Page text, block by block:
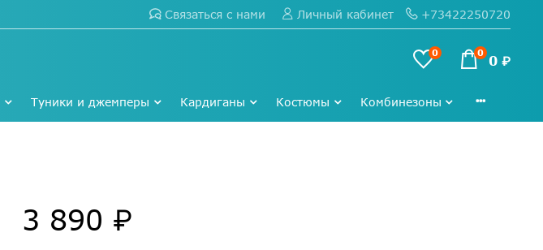
Связаться с нами Личный кабинет +73422250720
0 0 0 ₽
Туники и джемперы Кардиганы Костюмы Комбинезоны
3 890 ₽